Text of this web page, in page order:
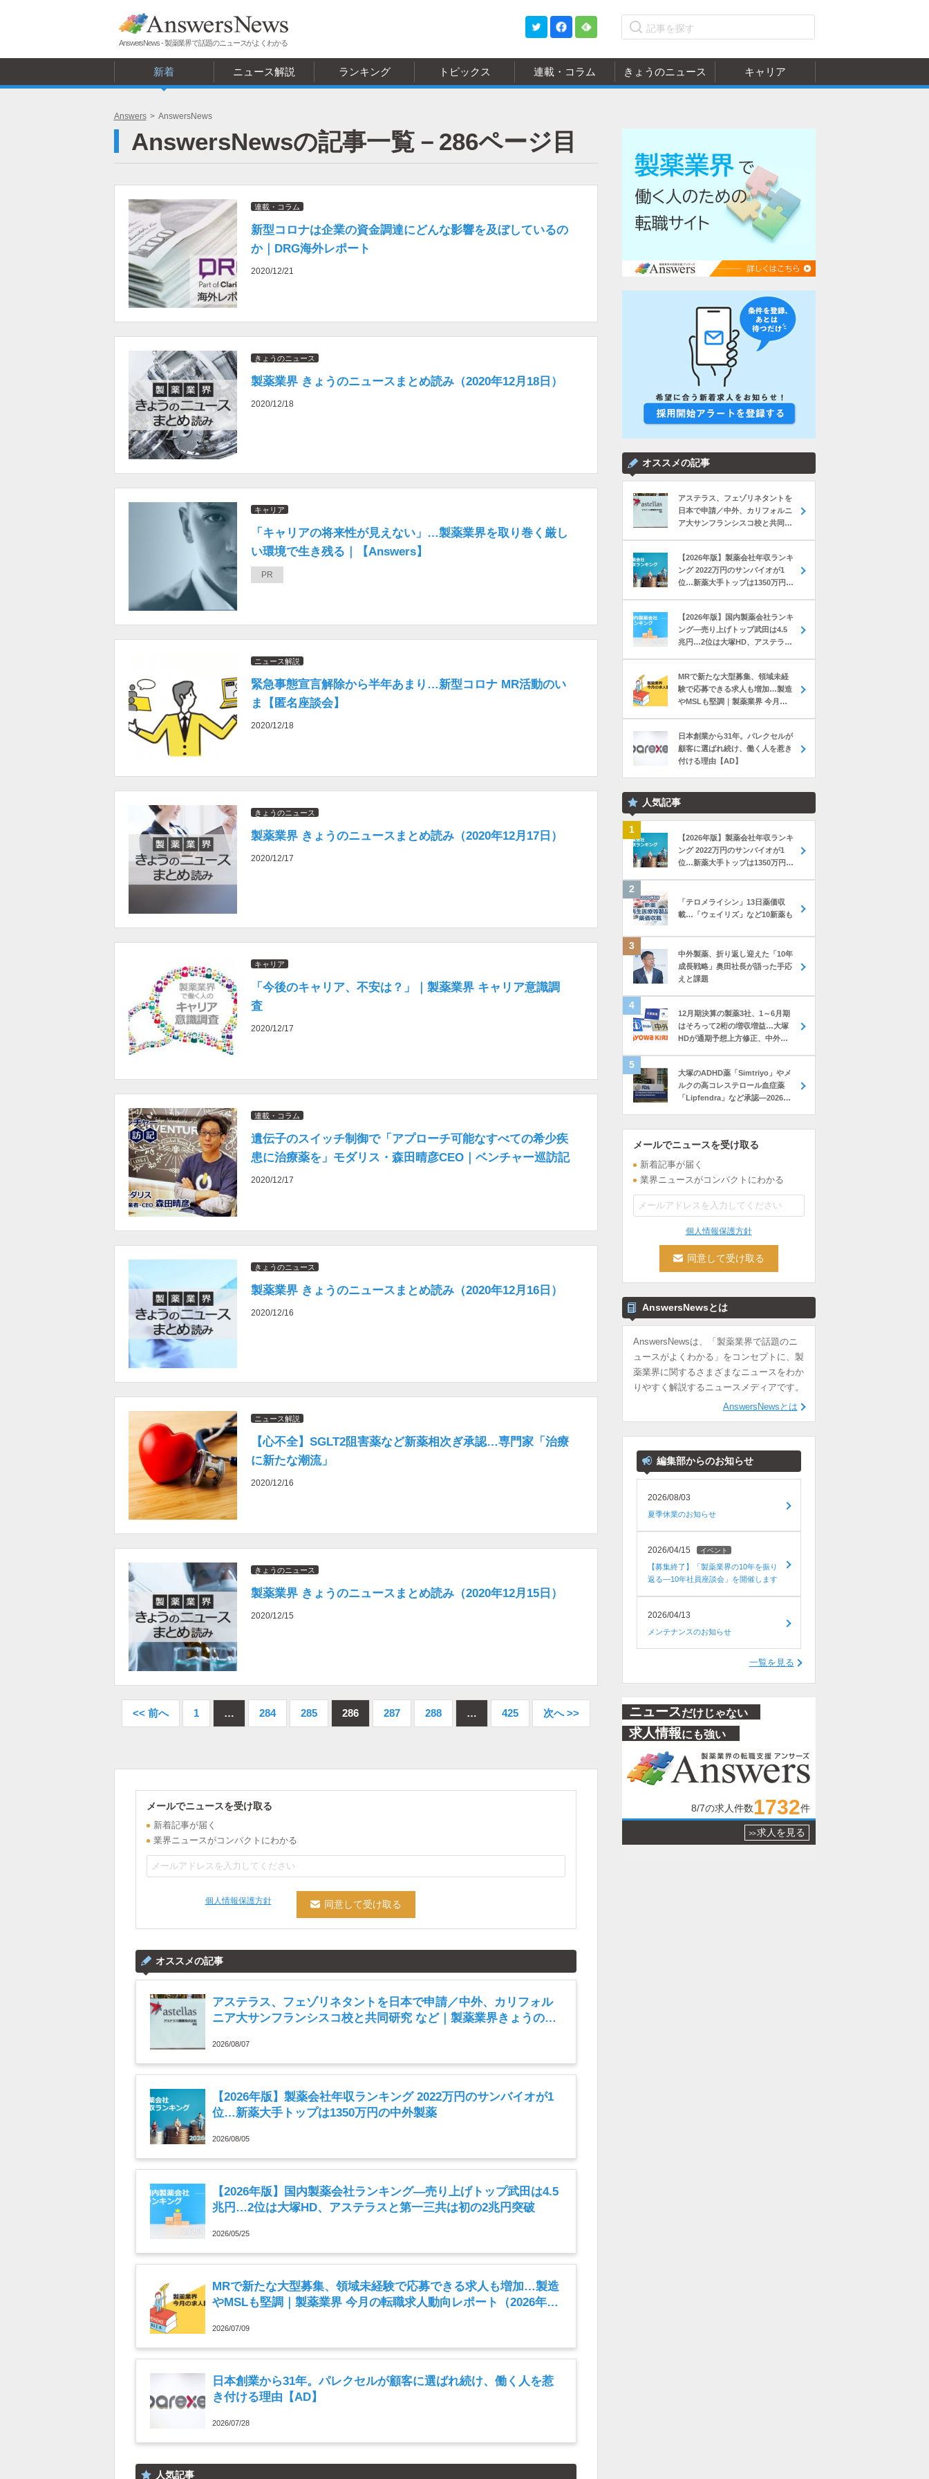
AnswersNews - 製薬業界で話題のニュースがよくわかる
新着 ニュース解説 ランキング トピックス 連載・コラム きょうのニュース キャリア
Answers > AnswersNews
AnswersNewsの記事一覧－286ページ目
連載・コラム
新型コロナは企業の資金調達にどんな影響を及ぼしているの
か｜DRG海外レポート
2020/12/21
きょうのニュース
製薬業界 きょうのニュースまとめ読み（2020年12月18日）
2020/12/18
キャリア
「キャリアの将来性が見えない」…製薬業界を取り巻く厳し
い環境で生き残る｜【Answers】
PR
ニュース解説
緊急事態宣言解除から半年あまり…新型コロナ MR活動のい
ま【匿名座談会】
2020/12/18
きょうのニュース
製薬業界 きょうのニュースまとめ読み（2020年12月17日）
2020/12/17
キャリア
「今後のキャリア、不安は？」｜製薬業界 キャリア意識調
査
2020/12/17
連載・コラム
遺伝子のスイッチ制御で「アプローチ可能なすべての希少疾
患に治療薬を」モダリス・森田晴彦CEO｜ベンチャー巡訪記
2020/12/17
きょうのニュース
製薬業界 きょうのニュースまとめ読み（2020年12月16日）
2020/12/16
ニュース解説
【心不全】SGLT2阻害薬など新薬相次ぎ承認…専門家「治療
に新たな潮流」
2020/12/16
きょうのニュース
製薬業界 きょうのニュースまとめ読み（2020年12月15日）
2020/12/15
<< 前へ 1 … 284 285 286 287 288 … 425 次へ >>
メールでニュースを受け取る
新着記事が届く
業界ニュースがコンパクトにわかる
個人情報保護方針
オススメの記事
アステラス、フェゾリネタントを日本で申請／中外、カリフォル
ニア大サンフランシスコ校と共同研究 など｜製薬業界きょうのニ
2026/08/07
【2026年版】製薬会社年収ランキング 2022万円のサンバイオが1
位…新薬大手トップは1350万円の中外製薬
2026/08/05
【2026年版】国内製薬会社ランキング―売り上げトップ武田は4.5
兆円…2位は大塚HD、アステラスと第一三共は初の2兆円突破
2026/05/25
MRで新たな大型募集、領域未経験で応募できる求人も増加…製造
やMSLも堅調｜製薬業界 今月の転職求人動向レポート（2026年7
2026/07/09
日本創業から31年。パレクセルが顧客に選ばれ続け、働く人を惹
き付ける理由【AD】
2026/07/28
人気記事
オススメの記事
アステラス、フェゾリネタントを
日本で申請／中外、カリフォルニ
ア大サンフランシスコ校と共同研
【2026年版】製薬会社年収ランキ
ング 2022万円のサンバイオが1
位…新薬大手トップは1350万円の
【2026年版】国内製薬会社ランキ
ング―売り上げトップ武田は4.5
兆円…2位は大塚HD、アステラス
MRで新たな大型募集、領域未経
験で応募できる求人も増加…製造
やMSLも堅調｜製薬業界 今月の
日本創業から31年。パレクセルが
顧客に選ばれ続け、働く人を惹き
付ける理由【AD】
人気記事
【2026年版】製薬会社年収ランキ
ング 2022万円のサンバイオが1
位…新薬大手トップは1350万円の
「テロメライシン」13日薬価収
載…「ウェイリズ」など10新薬も
中外製薬、折り返し迎えた「10年
成長戦略」奥田社長が語った手応
えと課題
12月期決算の製薬3社、1～6月期
はそろって2桁の増収増益…大塚
HDが通期予想上方修正、中外も
大塚のADHD薬「Simtriyo」やメ
ルクの高コレステロール血症薬
「Lipfendra」など承認―2026年
メールでニュースを受け取る
新着記事が届く
業界ニュースがコンパクトにわかる
個人情報保護方針
AnswersNewsとは
AnswersNewsは、「製薬業界で話題のニ
ュースがよくわかる」をコンセプトに、製
薬業界に関するさまざまなニュースをわか
りやすく解説するニュースメディアです。
AnswersNewsとは
編集部からのお知らせ
2026/08/03
夏季休業のお知らせ
2026/04/15 イベント
【募集終了】「製薬業界の10年を振り
返る―10年社員座談会」を開催します
2026/04/13
メンテナンスのお知らせ
一覧を見る
ニュースだけじゃない
求人情報にも強い
8/7の求人件数1732件
>> 求人を見る